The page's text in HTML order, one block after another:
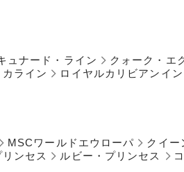
ュナード・ライン クォーク・エ
ライン
ロイヤルカリビアンイ
MSCワールドエウローパ クイー
ンセス
ルビー・プリンセス